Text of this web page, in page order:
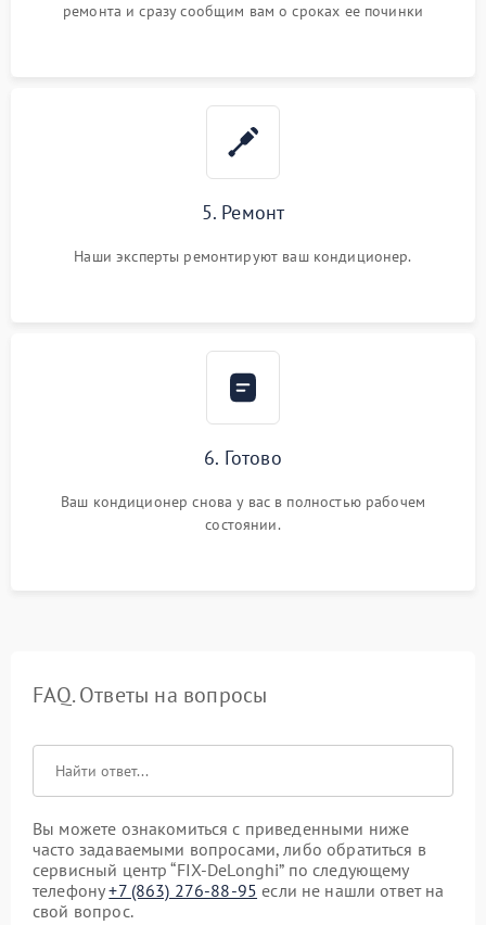
ремонта и сразу сообщим вам о сроках ее починки
5. Ремонт
Наши эксперты ремонтируют ваш кондиционер.
6. Готово
Ваш кондиционер снова у вас в полностью рабочем
состоянии.
FAQ. Ответы на вопросы
Вы можете ознакомиться с приведенными ниже
часто задаваемыми вопросами, либо обратиться в
сервисный центр “FIX-DeLonghi” по следующему
телефону+7 (863) 276-88-95 если не нашли ответ на
свой вопрос.